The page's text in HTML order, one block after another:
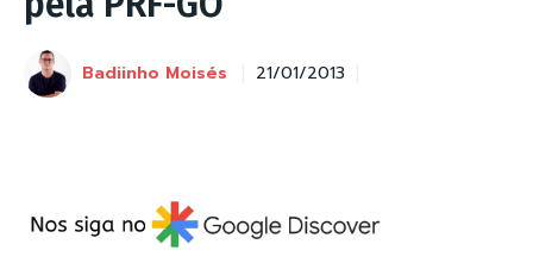
Badiinho Moisés 21/01/2013